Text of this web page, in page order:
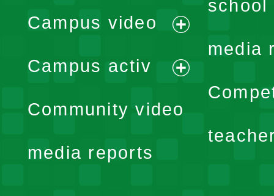
school
media
Campus video
expand
menu
Campus activ
expand
Community video
media reports